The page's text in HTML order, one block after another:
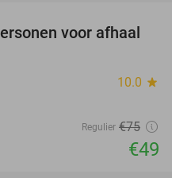
35%
voor afhaal
10.0 star
Regulier €75
€49